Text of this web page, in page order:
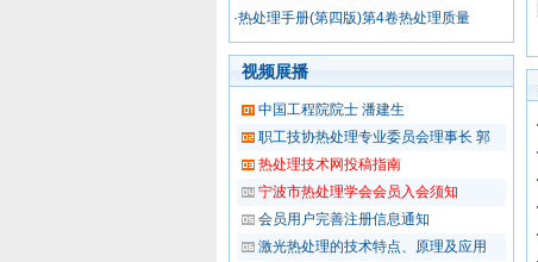
SKH9模具钢热处理工艺图
·热处理手册(第四版)第4卷热处理质量
视频展播
中国工程院院士 潘建生
职工技协热处理专业委员会理事长 郭
热处理技术网投稿指南
宁波市热处理学会会员入会须知
会员用户完善注册信息通知
激光热处理的技术特点、原理及应用